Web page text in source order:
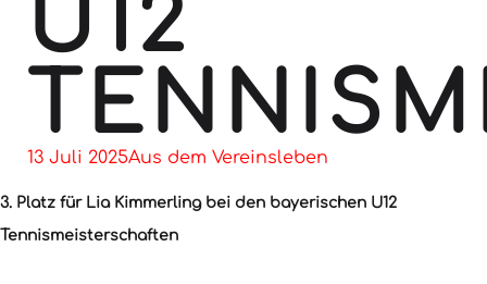
U12
13 Juli 2025Aus dem Vereinsleben
3. Platz für Lia Kimmerling bei den bayerischen U12
Tennismeisterschaften